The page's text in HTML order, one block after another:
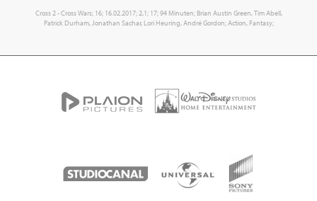
Cross 2 - Cross Wars; 16; 16.02.2017; 2,1; 17; 94 Minuten; Brian Austin Green, Tim Abell,
Patrick Durham, Jonathan Sachar, Lori Heuring, André Gordon; Action, Fantasy;